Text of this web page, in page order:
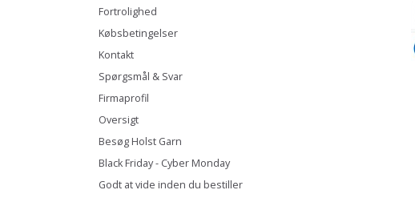
Fortrolighed
Købsbetingelser
Kontakt
Spørgsmål & Svar
Firmaprofil
Oversigt
Besøg Holst Garn
Black Friday - Cyber Monday
Godt at vide inden du bestiller